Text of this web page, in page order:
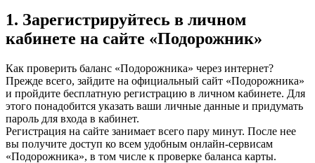
1. Зарегистрируйтесь в личном
кабинете на сайте «Подорожник»
Как проверить баланс «Подорожника» через интернет?
Прежде всего, зайдите на официальный сайт «Подорожника»
и пройдите бесплатную регистрацию в личном кабинете. Для
этого понадобится указать ваши личные данные и придумать
пароль для входа в кабинет.
Регистрация на сайте занимает всего пару минут. После нее
вы получите доступ ко всем удобным онлайн-сервисам
«Подорожника», в том числе к проверке баланса карты.